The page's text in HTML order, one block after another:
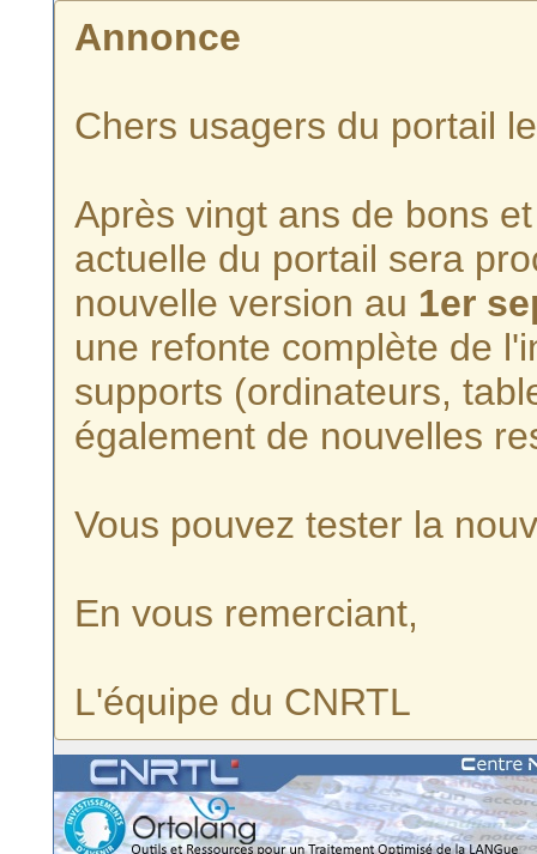
Annonce
Chers usagers du portail
Après vingt ans de bons
actuelle du portail sera
nouvelle version au 1er
une refonte complète de
supports (ordinateurs,
également de nouvelles
Vous pouvez tester la
En vous remerciant,
L'équipe du CNRTL